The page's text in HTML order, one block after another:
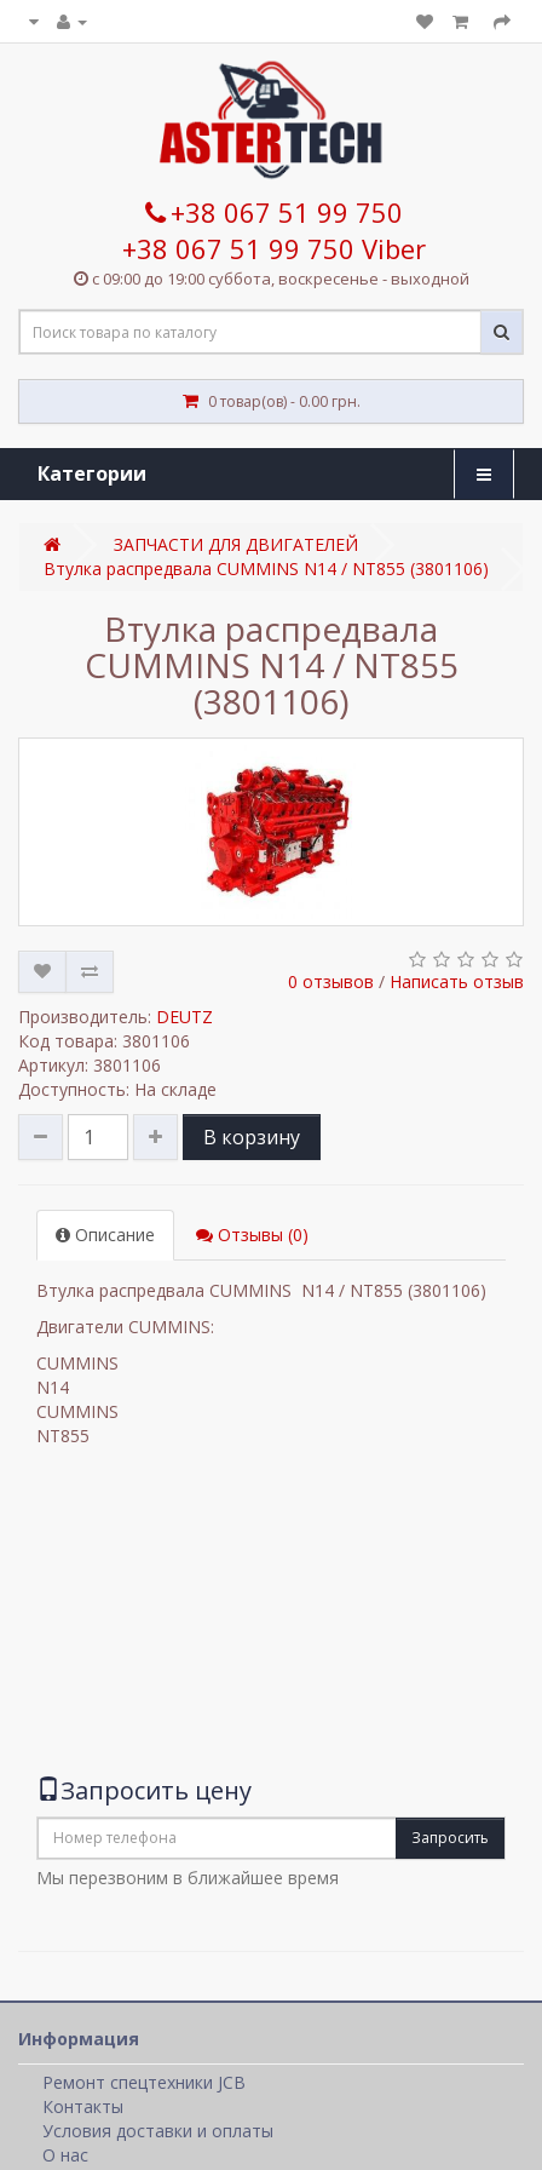
+38 067 51 99 750
+38 067 51 99 750 Viber
с 09:00 до 19:00 суббота, воскресенье - выходной
0 товар(ов) - 0.00 грн.
Категории
ЗАПЧАСТИ ДЛЯ ДВИГАТЕЛЕЙ
Втулка распредвала CUMMINS N14 / NT855 (3801106)
Втулка распредвала
CUMMINS N14 / NT855
(3801106)
0 отзывов / Написать отзыв
Производитель: DEUTZ
Код товара: 3801106
Артикул: 3801106
Доступность: На складе
В корзину
Описание Отзывы (0)
Втулка распредвала CUMMINS N14 / NT855 (3801106)
Двигатели CUMMINS:
CUMMINS
N14
CUMMINS
NT855
Запросить цену
Запросить
Мы перезвоним в ближайшее время
Информация
Ремонт спецтехники JCB
Контакты
Условия доставки и оплаты
О нас